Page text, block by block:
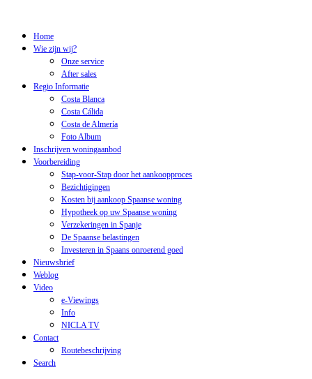
Home
Wie zijn wij?
Onze service
After sales
Regio Informatie
Costa Blanca
Costa Cálida
Costa de Almería
Foto Album
Inschrijven woningaanbod
Voorbereiding
Stap-voor-Stap door het aankoopproces
Bezichtigingen
Kosten bij aankoop Spaanse woning
Hypotheek op uw Spaanse woning
Verzekeringen in Spanje
De Spaanse belastingen
Investeren in Spaans onroerend goed
Nieuwsbrief
Weblog
Video
e-Viewings
Info
NICLA TV
Contact
Routebeschrijving
Search